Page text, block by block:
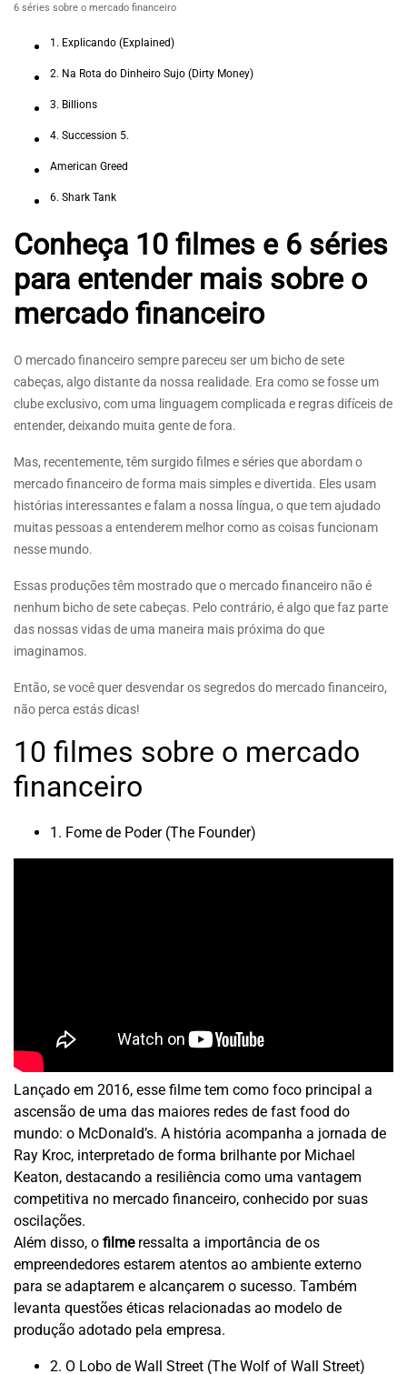
6 séries sobre o mercado financeiro
1. Explicando (Explained)
2. Na Rota do Dinheiro Sujo (Dirty Money)
3. Billions
4. Succession 5.
American Greed
6. Shark Tank
Conheça 10 filmes e 6 séries
para entender mais sobre o
mercado financeiro
O mercado financeiro sempre pareceu ser um bicho de sete
cabeças, algo distante da nossa realidade. Era como se fosse um
clube exclusivo, com uma linguagem complicada e regras difíceis de
entender, deixando muita gente de fora.
Mas, recentemente, têm surgido filmes e séries que abordam o
mercado financeiro de forma mais simples e divertida. Eles usam
histórias interessantes e falam a nossa língua, o que tem ajudado
muitas pessoas a entenderem melhor como as coisas funcionam
nesse mundo.
Essas produções têm mostrado que o mercado financeiro não é
nenhum bicho de sete cabeças. Pelo contrário, é algo que faz parte
das nossas vidas de uma maneira mais próxima do que
imaginamos.
Então, se você quer desvendar os segredos do mercado financeiro,
não perca estás dicas!
10 filmes sobre o mercado
financeiro
1. Fome de Poder (The Founder)
Lançado em 2016, esse filme tem como foco principal a
ascensão de uma das maiores redes de fast food do
mundo: o McDonald’s. A história acompanha a jornada de
Ray Kroc, interpretado de forma brilhante por Michael
Keaton, destacando a resiliência como uma vantagem
competitiva no mercado financeiro, conhecido por suas
oscilações.
Além disso, o filme ressalta a importância de os
empreendedores estarem atentos ao ambiente externo
para se adaptarem e alcançarem o sucesso. Também
levanta questões éticas relacionadas ao modelo de
produção adotado pela empresa.
2. O Lobo de Wall Street (The Wolf of Wall Street)